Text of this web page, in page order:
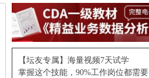
【坛友专属】海量视频7天试学
掌握这个技能，90%工作岗位都需要